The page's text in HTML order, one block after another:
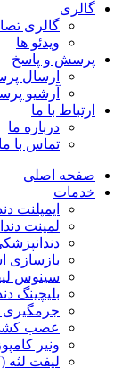
گالری
گالری
ویدئو ها
پرسش و پاسخ
ارسال
آرشیو
ارتباط با ما
درباره ما
تماس با ما
صفحه اصلی
خدمات
ایمپلنت
لمینت
بازسازی
سینوس
بلیچینگ
جرمگیری
عصب کشی
ونیر
لیفت لثه